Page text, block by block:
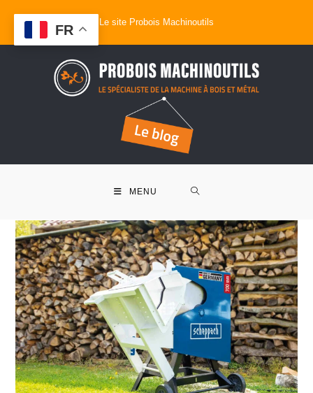
Le site Probois Machinoutils
MENU
FR